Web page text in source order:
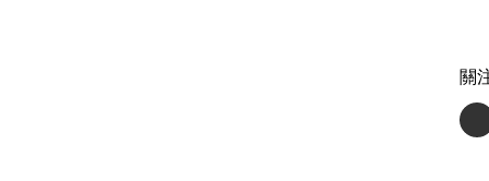
關